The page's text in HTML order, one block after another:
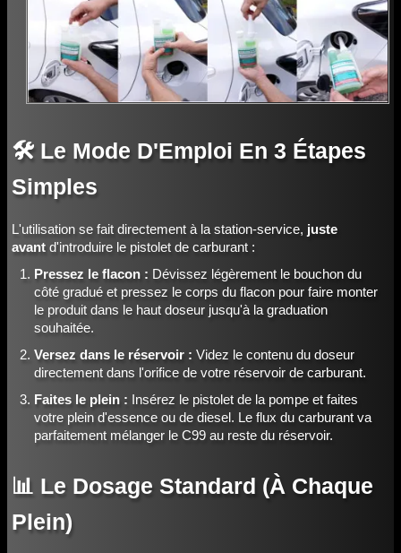
🛠️ Le Mode D'Emploi En 3 Étapes
Simples
L'utilisation se fait directement à la station-service, juste
avant d'introduire le pistolet de carburant :
Pressez le flacon : Dévissez légèrement le bouchon du
côté gradué et pressez le corps du flacon pour faire monter
le produit dans le haut doseur jusqu'à la graduation
souhaitée.
Versez dans le réservoir : Videz le contenu du doseur
directement dans l'orifice de votre réservoir de carburant.
Faites le plein : Insérez le pistolet de la pompe et faites
votre plein d'essence ou de diesel. Le flux du carburant va
parfaitement mélanger le C99 au reste du réservoir.
📊 Le Dosage Standard (À Chaque
Plein)